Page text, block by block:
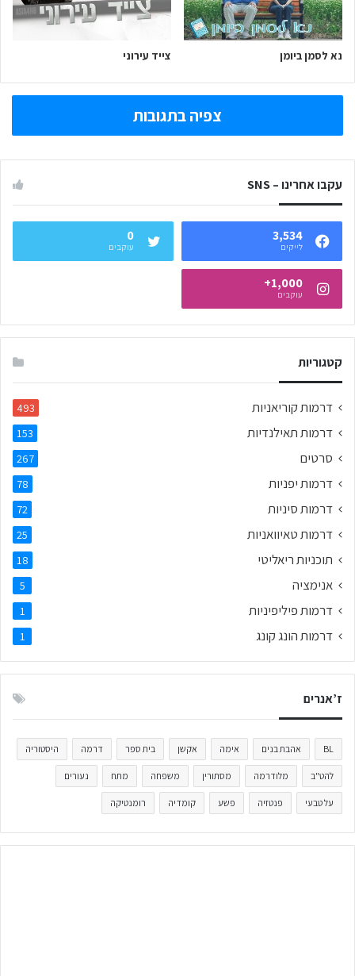
נא לסמן ביומן צייד עירוני
צפיה בתגובות
עקבו אחרינו – SNS
3,534
לייקים
0
עוקבים
1,000+
עוקבים
קטגוריות
דרמות קוריאניות 493
דרמות תאילנדיות 153
סרטים 267
דרמות יפניות 78
דרמות סיניות 72
דרמות טאיוואניות 25
תוכניות ריאליטי 18
אנימציה 5
דרמות פיליפיניות 1
דרמות הונג קונג 1
ז’אנרים
BL אהבת בנים אימה אקשן בית ספר דרמה היסטוריה
להט"ב מלודרמה מסתורין משפחה מתח נעורים
על טבעי פנטזיה פשע קומדיה רומנטיקה